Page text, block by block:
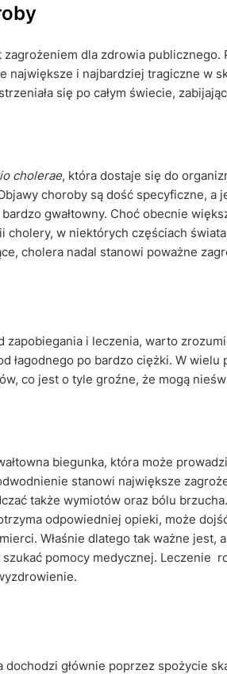
dla zdrowia publicznego.
i najbardziej tragiczne w
się po całym świecie,
cholerae, która dostaje się do
choroby są dość specyficzne, a
gwałtowny. Choć obecnie
w niektórych częściach
cholera nadal stanowi poważne
i leczenia, warto
łagodnego po bardzo ciężki. W wielu
co jest o tyle groźne, że mogą
biegunka, która może
stanowi największe
także wymiotów oraz bólu
odpowiedniej opieki, może
Właśnie dlatego tak ważne jest,
pomocy medycznej. Leczenie
dochodzi głównie poprzez spożycie